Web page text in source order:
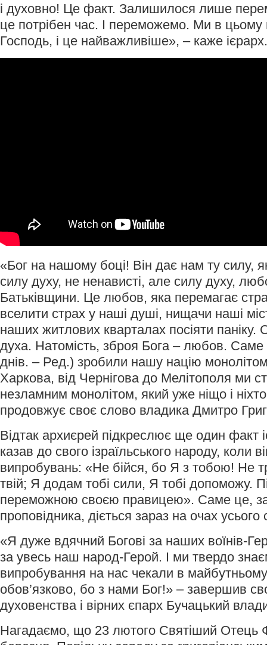
і духовно! Це факт. Залишилося лише
це потрібен час. І переможемо. Ми в цьому
Господь, і це найважливіше», – каже ієрарх.
«Бог на нашому боці! Він дає нам ту силу,
силу духу, не ненависті, але силу духу,
Батьківщини. Це любов, яка перемагає
вселити страх у наші душі, нищачи наші
наших житлових кварталах посіяти паніку.
духа. Натомість, зброя Бога – любов. Саме
днів. – Ред.) зробили нашу націю
Харкова, від Чернігова до Мелітополя ми
незламним монолітом, який уже ніщо і ніхто
продовжує своє слово владика Дмитро
Відтак архиєрей підкреслює ще один факт
казав до свого ізраїльського народу, коли
випробувань: «Не бійся, бо Я з тобою! Не
твій; Я додам тобі сили, Я тобі допоможу.
переможною своєю правицею». Саме це,
проповідника, діється зараз на очах усього
«Я дуже вдячний Богові за наших воїнів-
за увесь наш народ-Герой. І ми твердо
випробування на нас чекали в
обов’язково, бо з нами Бог!» – завершив
духовенства і вірних єпарх Бучацький
Нагадаємо, що 23 лютого Святіший Отець